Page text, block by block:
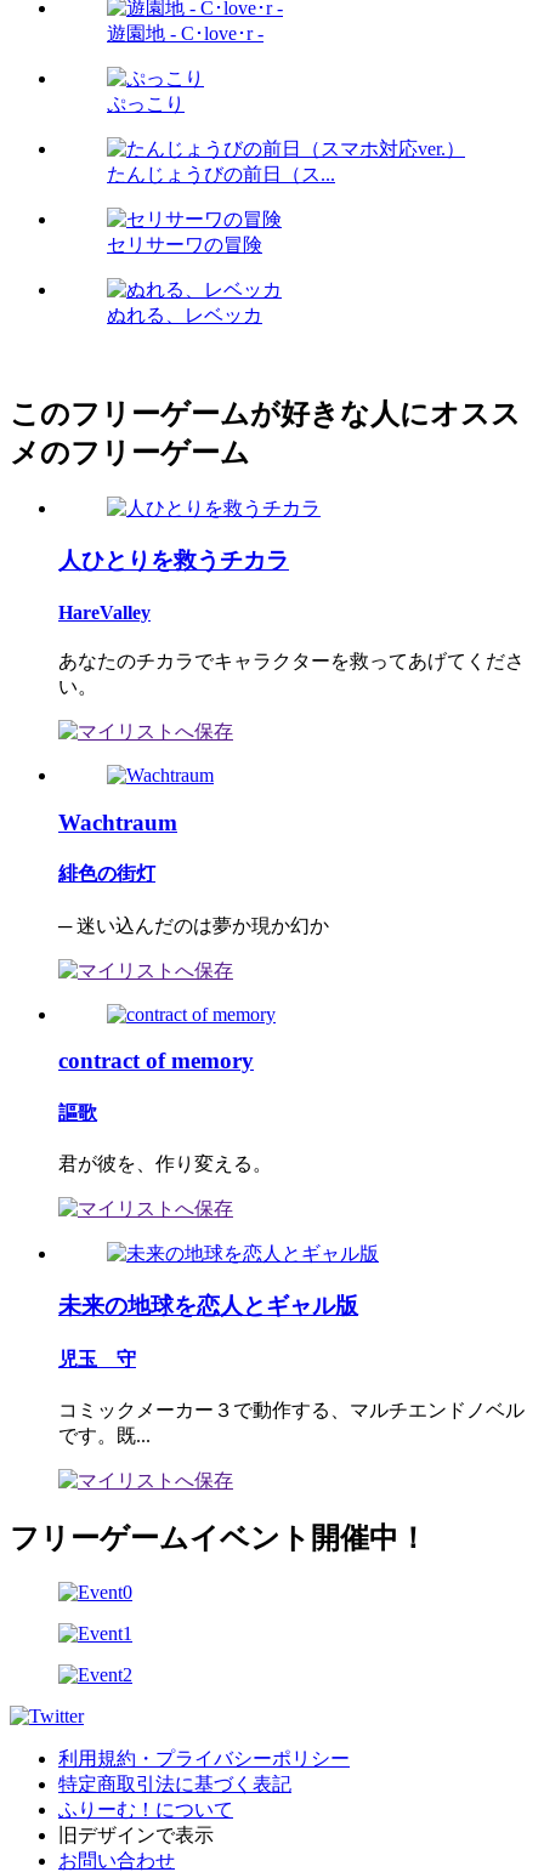
遊園地 - C･love･r -
ぷっこり
たんじょうびの前日（ス...
セリサーワの冒険
ぬれる、レベッカ
このフリーゲームが好きな人にオスス
メのフリーゲーム
人ひとりを救うチカラ
HareValley
あなたのチカラでキャラクターを救ってあげてくださ
い。
Wachtraum
緋色の街灯
─ 迷い込んだのは夢か現か幻か
contract of memory
謳歌
君が彼を、作り変える。
未来の地球を恋人とギャル版
児玉 守
コミックメーカー３で動作する、マルチエンドノベル
です。既...
フリーゲームイベント開催中！
利用規約・プライバシーポリシー
特定商取引法に基づく表記
ふりーむ！について
旧デザインで表示
お問い合わせ